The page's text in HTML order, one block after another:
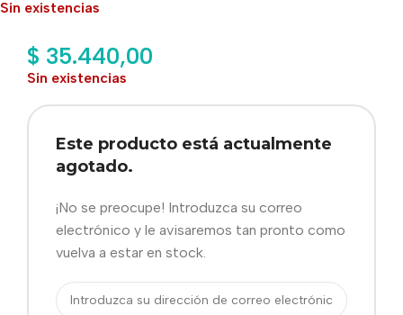
Sin existencias
$ 35.440,00
Sin existencias
Este producto está actualmente
agotado.
¡No se preocupe! Introduzca su correo
electrónico y le avisaremos tan pronto como
vuelva a estar en stock.